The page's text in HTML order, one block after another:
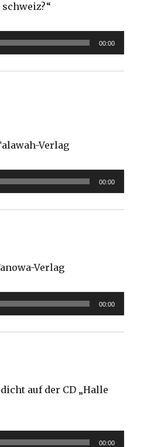
00:00
Verlag
00:00
Verlag
00:00
auf der CD „Halle
00:00